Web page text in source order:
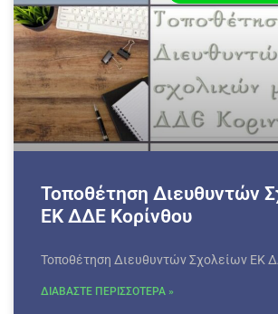
Τοποθέτηση Διευθυντών
ΕΚ ΔΔΕ Κορίνθου
Τοποθέτηση Διευθυντών Σχολείων ΕΚ
ΔΙΑΒΑΣΤΕ ΠΕΡΙΣΣΟΤΕΡΑ »